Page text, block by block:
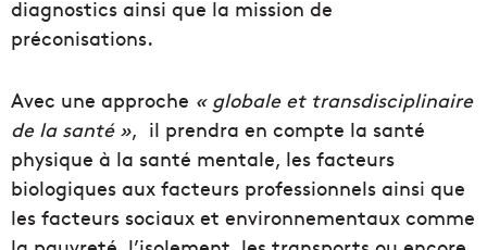
diagnostics ainsi que la mission de
préconisations.
Avec une approche « globale et transdisciplinaire
de la santé », il prendra en compte la santé
physique à la santé mentale, les facteurs
biologiques aux facteurs professionnels ainsi que
les facteurs sociaux et environnementaux comme